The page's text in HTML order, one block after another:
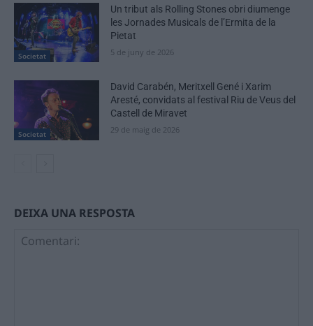
Societat
Un tribut als Rolling Stones obri diumenge
les Jornades Musicals de l’Ermita de la
Pietat
5 de juny de 2026
Societat
David Carabén, Meritxell Gené i Xarim
Aresté, convidats al festival Riu de Veus del
Castell de Miravet
29 de maig de 2026
DEIXA UNA RESPOSTA